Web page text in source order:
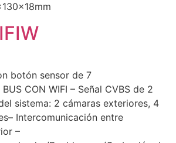
botón sensor de 7
CON WIFI – Señal CVBS de 2
sistema: 2 cámaras exteriores, 4
Intercomunicación entre
–